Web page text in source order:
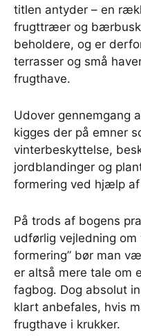
titlen antyder – en
frugttræer og
beholdere, og er
terrasser og små
frugthave.
Udover gennemgang
kigges der på emner
vinterbeskyttelse,
jordblandinger og
formering ved hjælp
På trods af bogens
udførlig vejledning
formering” bør man
er altså mere tale om
fagbog. Dog absolut
klart anbefales, hvis
frugthave i krukker.